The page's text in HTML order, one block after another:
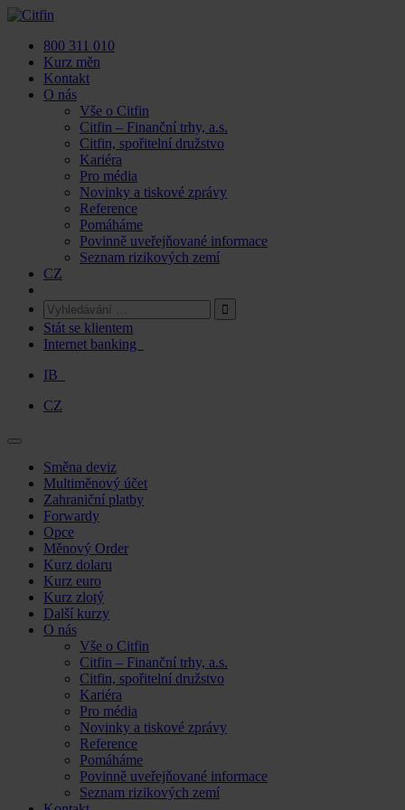
Skip
content800 311 010
Kurz měn
Kontakt
O nás
Vše o Citfin
Citfin – Finanční trhy, a.s.
Citfin, spořitelní družstvo
Kariéra
Pro média
Novinky a tiskové zprávy
Reference
Pomáháme
Povinně uveřejňované informace
Seznam rizikových zemí
CZ
Stát se klientem
Internet banking
IB
CZ
Skip
content
Směna deviz
Multiměnový účet
Zahraniční platby
Forwardy
Opce
Měnový Order
Kurz dolaru
Kurz euro
Kurz zlotý
Další kurzy
O nás
Vše o Citfin
Citfin – Finanční trhy, a.s.
Citfin, spořitelní družstvo
Kariéra
Pro média
Novinky a tiskové zprávy
Reference
Pomáháme
Povinně uveřejňované informace
Seznam rizikových zemí